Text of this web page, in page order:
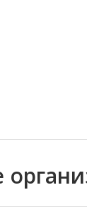
область